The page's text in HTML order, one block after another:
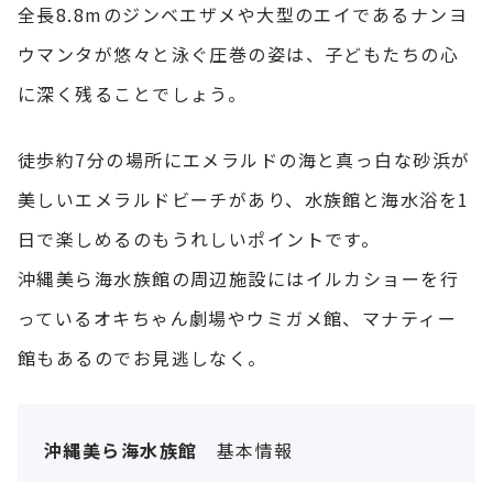
全長8.8mのジンベエザメや大型のエイであるナンヨ
ウマンタが悠々と泳ぐ圧巻の姿は、子どもたちの心
に深く残ることでしょう。
徒歩約7分の場所にエメラルドの海と真っ白な砂浜が
美しいエメラルドビーチがあり、水族館と海水浴を1
日で楽しめるのもうれしいポイントです。
沖縄美ら海水族館の周辺施設にはイルカショーを行
っているオキちゃん劇場やウミガメ館、マナティー
館もあるのでお見逃しなく。
沖縄美ら海水族館 基本情報